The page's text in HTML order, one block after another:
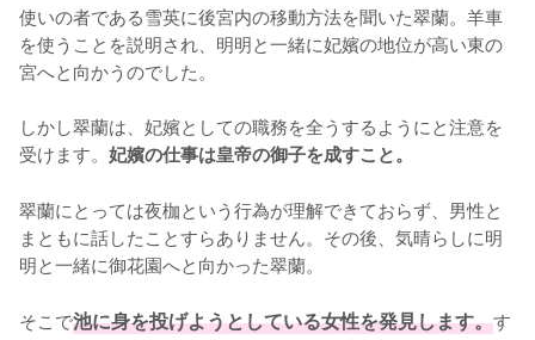
使いの者である雪英に後宮内の移動方法を聞いた翠蘭。羊車
を使うことを説明され、明明と一緒に妃嬪の地位が高い東の
宮へと向かうのでした。
しかし翠蘭は、妃嬪としての職務を全うするようにと注意を
受けます。 妃嬪の仕事は皇帝の御子を成すこと。
翠蘭にとっては夜枷という行為が理解できておらず、男性と
まともに話したことすらありません。その後、気晴らしに明
明と一緒に御花園へと向かった翠蘭。
そこで池に身を投げようとしている女性を発見します。す